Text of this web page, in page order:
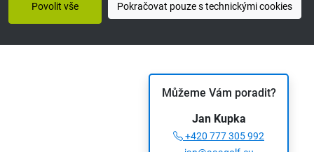
Můžeme Vám poradit?
Jan Kupka
+420 777 305 992
Povolit vše Pokračovat pouze s technickými cookies